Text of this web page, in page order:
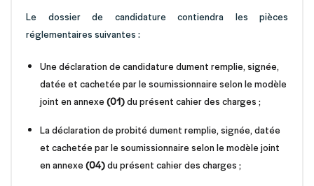
Le dossier de candidature contiendra les pièces
réglementaires suivantes :
Une déclaration de candidature dument remplie, signée,
datée et cachetée par le soumissionnaire selon le modèle
joint en annexe (01)du présent cahier des charges ;
La déclaration de probité dument remplie, signée, datée
et cachetée par le soumissionnaire selon le modèle joint
en annexe (04)du présent cahier des charges ;